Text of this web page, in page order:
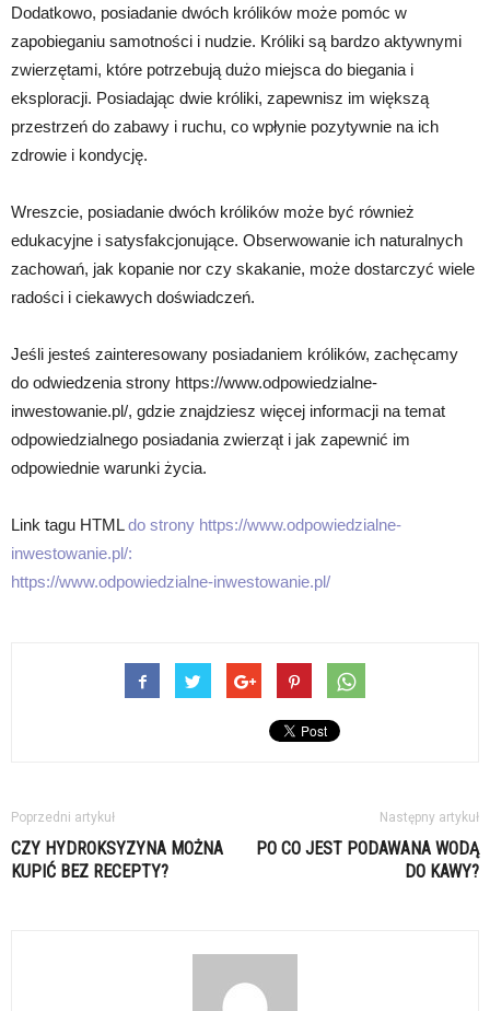
Dodatkowo, posiadanie dwóch królików może pomóc w
zapobieganiu samotności i nudzie. Króliki są bardzo aktywnymi
zwierzętami, które potrzebują dużo miejsca do biegania i
eksploracji. Posiadając dwie króliki, zapewnisz im większą
przestrzeń do zabawy i ruchu, co wpłynie pozytywnie na ich
zdrowie i kondycję.
Wreszcie, posiadanie dwóch królików może być również
edukacyjne i satysfakcjonujące. Obserwowanie ich naturalnych
zachowań, jak kopanie nor czy skakanie, może dostarczyć wiele
radości i ciekawych doświadczeń.
Jeśli jesteś zainteresowany posiadaniem królików, zachęcamy
do odwiedzenia strony https://www.odpowiedzialne-
inwestowanie.pl/, gdzie znajdziesz więcej informacji na temat
odpowiedzialnego posiadania zwierząt i jak zapewnić im
odpowiednie warunki życia.
Link tagu HTMLdo strony https://www.odpowiedzialne-
inwestowanie.pl/:
https://www.odpowiedzialne-inwestowanie.pl/
Poprzedni artykuł
CZY HYDROKSYZYNA MOŻNA
KUPIĆ BEZ RECEPTY?
Następny artykuł
PO CO JEST PODAWANA WODĄ
DO KAWY?